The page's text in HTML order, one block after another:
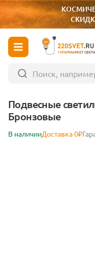
ГИПЕРМАРКЕТ СВЕТА
Подвесные
Бронзовые
В наличииДоставка 0₽